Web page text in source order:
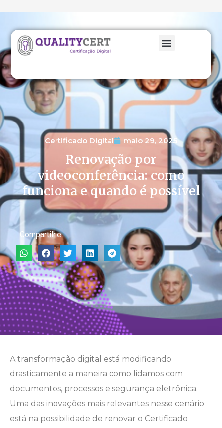
Certificado Digital maio 29, 2025
Renovação por
videoconferência: como
funciona e quando é possível
Compartilhe
A transformação digital está modificando
drasticamente a maneira como lidamos com
documentos, processos e segurança eletrônica.
Uma das inovações mais relevantes nesse cenário
está na possibilidade de renovar o Certificado